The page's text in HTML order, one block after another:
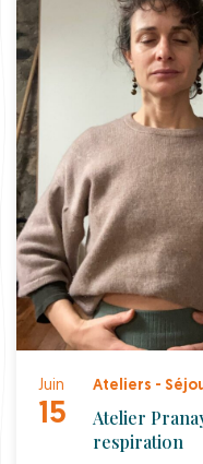
Juin
15
Ateliers -
Atelier
respiration